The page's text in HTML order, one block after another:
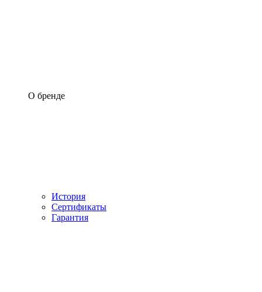
О бренде
История
Сертификаты
Гарантия